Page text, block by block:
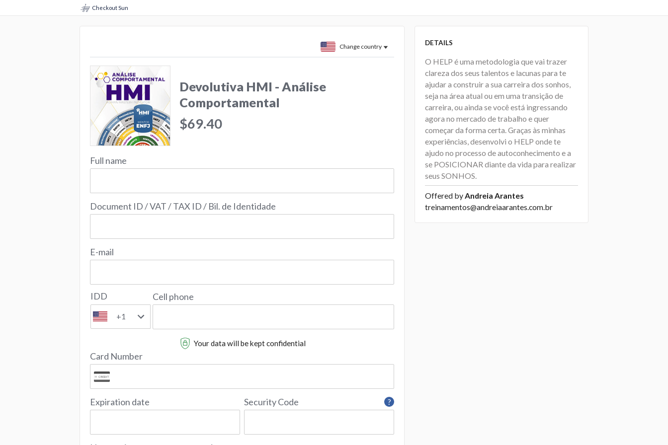
Checkout Sun
Change country
Devolutiva HMI - Análise
Comportamental
$69.40
Full name
Document ID / VAT / TAX ID / Bil. de Identidade
E-mail
IDD
+1
Cell phone
Your data will be kept confidential
Card Number
Expiration date ?
Security Code
DETAILS
O HELP é uma metodologia que vai trazer
clareza dos seus talentos e lacunas para te
ajudar a construir a sua carreira dos sonhos,
seja na área atual ou em uma transição de
carreira, ou ainda se você está ingressando
agora no mercado de trabalho e quer
começar da forma certa. Graças às minhas
experiências, desenvolvi o HELP onde te
ajudo no processo de autoconhecimento e a
se POSICIONAR diante da vida para realizar
seus SONHOS.
Offered byAndreia Arantes
treinamentos@andreiaarantes.com.br